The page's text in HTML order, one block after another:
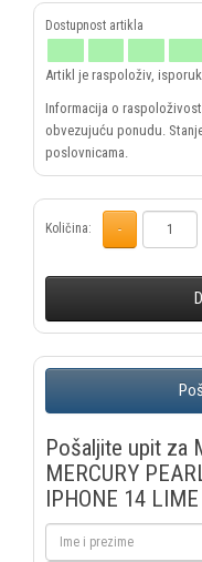
Artikl je raspoloživ,
Informacija o
obvezujuću ponudu.
poslovnicama.
Količina:
Pošaljite upit za
MERCURY
IPHONE 14 LIME